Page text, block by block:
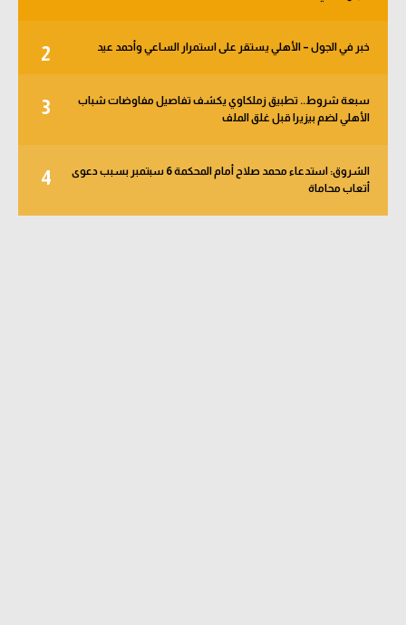
2 خبر في الجول – الأهلي يستقر على استمرار الساعي وأحمد عيد
3
سبعة شروط.. تطبيق زملكاوي يكشف تفاصيل مفاوضات شباب
الأهلي لضم بيزيرا قبل غلق الملف
4
الشروق: استدعاء محمد صلاح أمام المحكمة 6 سبتمبر بسبب دعوى
أتعاب محاماة